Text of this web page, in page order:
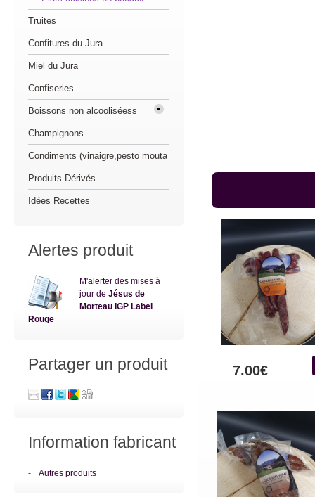
7.00€
Truites
Confitures du Jura
Miel du Jura
Confiseries
Boissons non alcooliséess
Champignons
Condiments (vinaigre,pesto mouta
Produits Dérivés
Idées Recettes
Alertes produit
M'alerter des mises à
jour de Jésus de
Morteau IGP Label
Rouge
Partager un produit
Information fabricant
- Autres produits